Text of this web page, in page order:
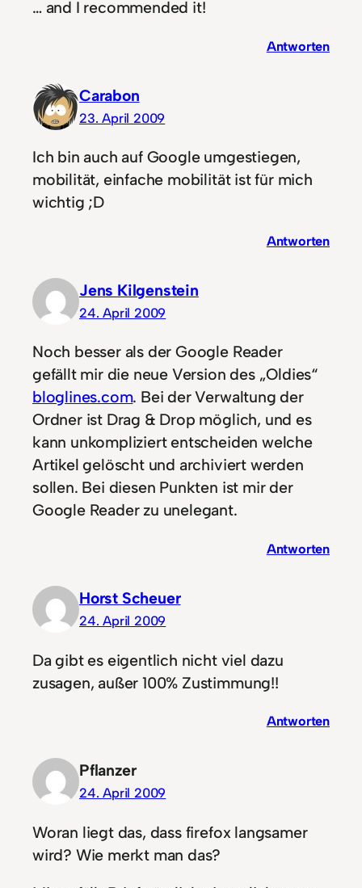
… and I recommended it!
Antworten
Carabon
23. April 2009
Ich bin auch auf Google umgestiegen,
mobilität, einfache mobilität ist für mich
wichtig ;D
Antworten
Jens Kilgenstein
24. April 2009
Noch besser als der Google Reader
gefällt mir die neue Version des „Oldies“
bloglines.com. Bei der Verwaltung der
Ordner ist Drag & Drop möglich, und es
kann unkompliziert entscheiden welche
Artikel gelöscht und archiviert werden
sollen. Bei diesen Punkten ist mir der
Google Reader zu unelegant.
Antworten
Horst Scheuer
24. April 2009
Da gibt es eigentlich nicht viel dazu
zusagen, außer 100% Zustimmung!!
Antworten
Pflanzer
24. April 2009
Woran liegt das, dass firefox langsamer
wird? Wie merkt man das?